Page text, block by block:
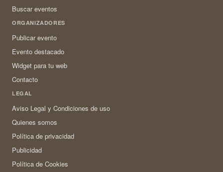
Buscar eventos
ORGANIZADORES
Publicar evento
Evento destacado
Widget para tu web
Contacto
LEGAL
Aviso Legal y Condiciones de uso
Quienes somos
Política de privacidad
Publicidad
Política de Cookies